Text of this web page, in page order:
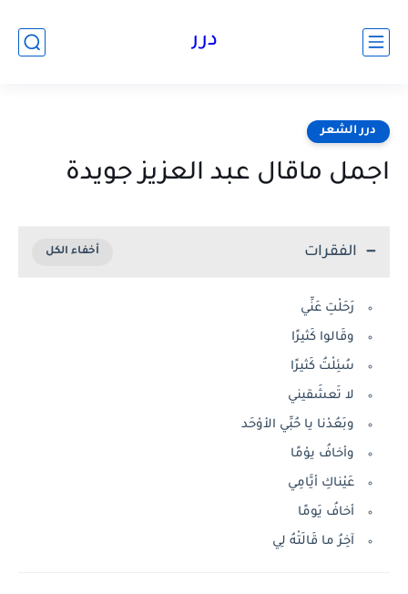
درر
درر الشعر
اجمل ماقال عبد العزيز جويدة
الفقرات
رَحَلْتِ عَنِّي
وقَالوا كَثيرًا
سُئِلْتُ كَثيرًا
لا تَعشَقيني
وبَعُدْنا يا حُبِّي الأوْحَد
وأخافُ يوْمًا
عَيْناكِ أيَّامِي
أخافُ يَومًا
آخِرُ ما قَالَتْهُ لِي